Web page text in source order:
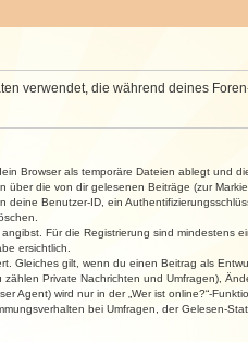
verwendet, die während deines
Browser als temporäre Dateien ablegt und
die von dir gelesenen Beiträge (zur
Benutzer-ID, ein
Für die Registrierung sind mindestens
ersichtlich.
gilt, wenn du einen Beitrag als
Private Nachrichten und Umfragen),
Agent) wird nur in der „Wer ist online?“-
bei Umfragen, der Gelesen-